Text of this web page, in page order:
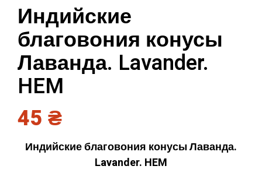
Индийские
благовония конусы
Лаванда. Lavander.
HEM
45₴
Индийские благовония конусы Лаванда.
Lavander. HEM